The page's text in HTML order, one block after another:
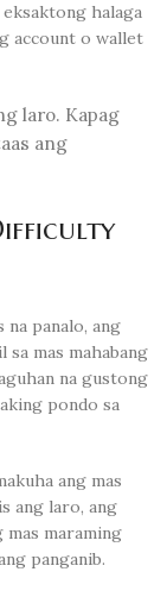
halaga
account o wallet
laro. Kapag
ang
na panalo, ang
sa mas mahabang
na gustong
pondo sa
ang mas
ang laro, ang
mas maraming
panganib.